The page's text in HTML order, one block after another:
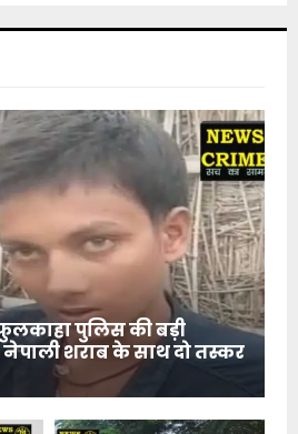
पुलिस की बड़ी
शराब के साथ दो तस्कर